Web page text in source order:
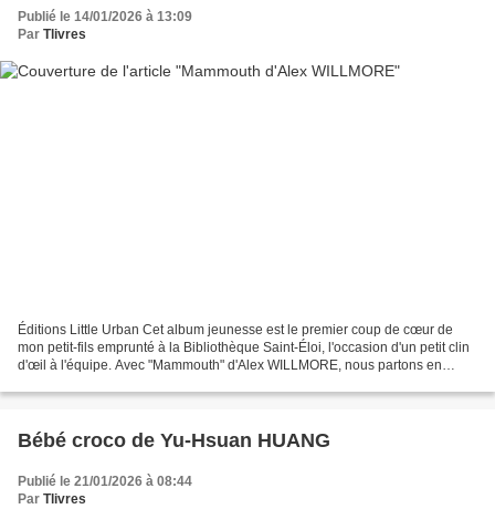
Publié le 14/01/2026 à 13:09
Par Tlivres
Éditions Little Urban Cet album jeunesse est le premier coup de cœur de
mon petit-fils emprunté à la Bibliothèque Saint-Éloi, l'occasion d'un petit clin
d'œil à l'équipe. Avec "Mammouth" d'Alex WILLMORE, nous partons en
Bébé croco de Yu-Hsuan HUANG
Publié le 21/01/2026 à 08:44
Par Tlivres